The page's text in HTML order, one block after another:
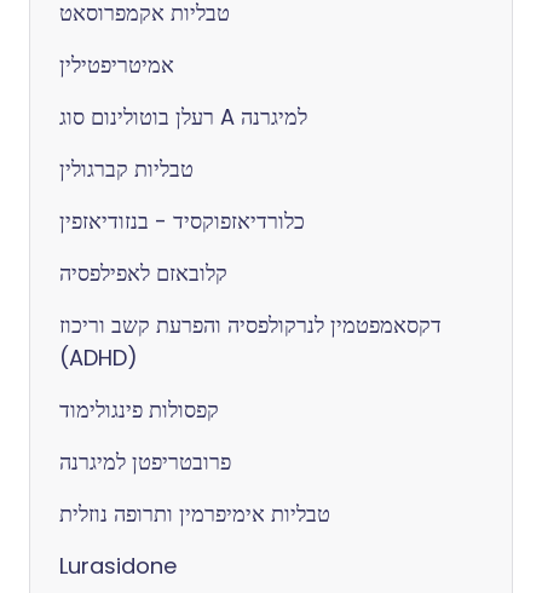
טבליות אקמפרוסאט
אמיטריפטילין
רעלן בוטולינום סוג A למיגרנה
טבליות קברגולין
כלורדיאזפוקסיד - בנזודיאזפין
קלובאזם לאפילפסיה
דקסאמפטמין לנרקולפסיה והפרעת קשב וריכוז
(ADHD)
קפסולות פינגולימוד
פרובטריפטן למיגרנה
טבליות אימיפרמין ותרופה נוזלית
Lurasidone